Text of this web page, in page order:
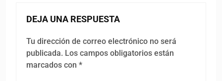
DEJA UNA RESPUESTA
Tu dirección de correo electrónico no será
publicada. Los campos obligatorios están
marcados con *